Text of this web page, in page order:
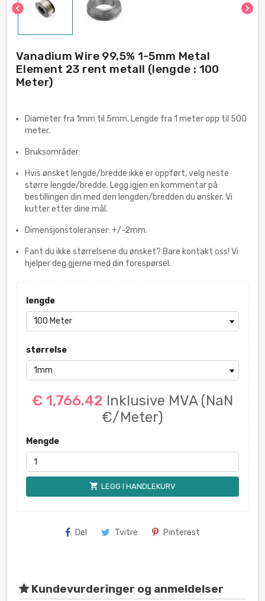
chevron_left chevron_right
Vanadium Wire 99,5% 1-5mm Metal
Element 23 rent metall (lengde : 100
Meter)
Diameter fra 1mm til 5mm. Lengde fra 1 meter opp til 500
meter.
Bruksområder:
Hvis ønsket lengde/bredde ikke er oppført, velg neste
større lengde/bredde. Legg igjen en kommentar på
bestillingen din med den lengden/bredden du ønsker. Vi
kutter etter dine mål.
Dimensjonstoleranser: +/-2mm.
Fant du ikke størrelsene du ønsket? Bare kontakt oss! Vi
hjelper deg gjerne med din forespørsel.
lengde
størrelse
€ 1,766.42 Inklusive MVA (NaN
€/Meter)
Mengde
shopping_cart LEGG I HANDLEKURV
Del Tvitre Pinterest
Kundevurderinger og anmeldelser